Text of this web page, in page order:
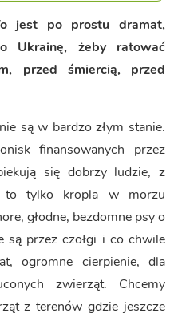
jest po prostu dramat,
Ukrainę, żeby ratować
przed śmiercią, przed
są w bardzo złym stanie.
finansowanych przez
się dobrzy ludzie, z
to tylko kropla w morzu
głodne, bezdomne psy o
są przez czołgi i co chwile
ogromne cierpienie, dla
zwierząt. Chcemy
z terenów gdzie jeszcze